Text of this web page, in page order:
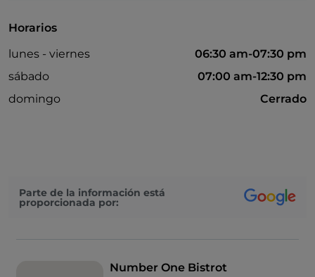
Horarios
lunes - viernes
06:30 am-07:30 pm
sábado
07:00 am-12:30 pm
domingo
Cerrado
Parte de la información está
proporcionada por:
Number One Bistrot